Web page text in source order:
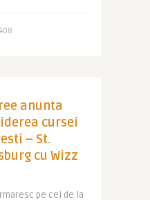
anunta
cursei
– St.
cu Wizz
pe cei de la